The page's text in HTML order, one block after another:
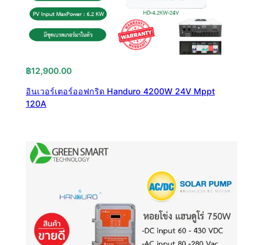
฿12,900.00
อินเวอร์เตอร์ออฟกริด Handuro 4200W 24V Mppt
120A